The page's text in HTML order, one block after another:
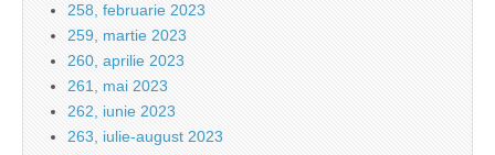
258, februarie 2023
259, martie 2023
260, aprilie 2023
261, mai 2023
262, iunie 2023
263, iulie-august 2023